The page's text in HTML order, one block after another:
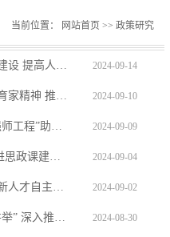
当前位置： 网站首页 >> 政策研究
[他山之石] 电子科技大学深化新工科建设 提高人才自主培养质量 2024-09-14
[他山之石] 华东师范大学大力弘扬教育家精神 推进高质量教师队伍建设 2024-09-10
[他山之石] 北京师范大学全面实施“强师工程”助力中西部欠发达地区教师队伍建设 2024-09-09
[他山之石] 武汉大学“聚”“融”结合推进思政课建设内涵式发展 2024-09-04
[他山之石] 中山大学大力推进拔尖创新人才自主培养 2024-09-02
[他山之石] 华中科技大学坚持“四力并举” 深入推进拔尖创新人才培养 2024-08-30